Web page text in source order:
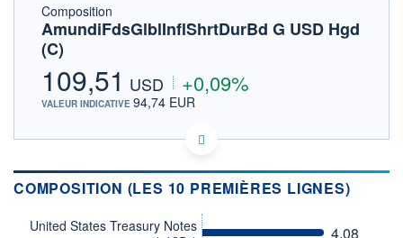
FORUM
Composition
AmundiFdsGlblInflShrtDurBd G USD Hgd
(C)
109,51 USD +0,09%
VALEUR INDICATIVE 94,74 EUR
LU0752743277 - Amundi Luxembourg S.A.
Consulter le prospectus / DIC
COMPOSITION (LES 10 PREMIÈRES LIGNES)
United States Treasury Notes
4.08